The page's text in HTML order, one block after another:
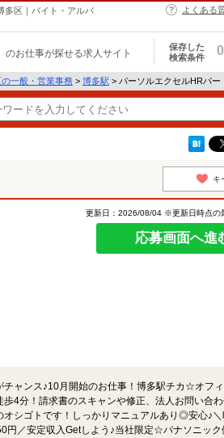
多区｜バイト・アルバ
よくある
のお仕事が探せる求人サイト
保存した
検索条件
0
一般・営業事務 > 博多駅 > パーソルエクセルHRパ
キ
更新日：2026/08/04 ※更新日時点の
応募画面へ進
チャンス♪10月開始のお仕事！博多駅チカ☆オフィ
歩4分！請求書のスキャンや修正、法人お問い合
オシゴトです！しっかりマニュアルあり◎安心♪＼
円／安定収入Getしよう♪当社限定☆パナソニック